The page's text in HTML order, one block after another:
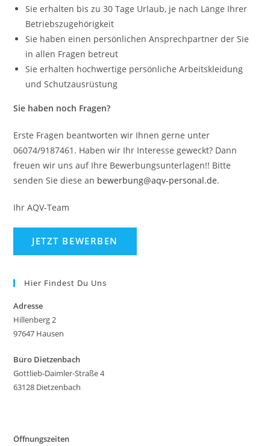
Sie erhalten bis zu 30 Tage Urlaub, je nach Länge Ihrer
Betriebszugehörigkeit
Sie haben einen persönlichen Ansprechpartner der Sie
in allen Fragen betreut
Sie erhalten hochwertige persönliche Arbeitskleidung
und Schutzausrüstung
Sie haben noch Fragen?
Erste Fragen beantworten wir Ihnen gerne unter
06074/9187461. Haben wir Ihr Interesse geweckt? Dann
freuen wir uns auf Ihre Bewerbungsunterlagen!! Bitte
senden Sie diese an bewerbung@aqv-personal.de.
Ihr AQV-Team
Hier Findest Du Uns
Adresse
Hillenberg 2
97647 Hausen
Büro Dietzenbach
Gottlieb-Daimler-Straße 4
63128 Dietzenbach
Öffnungszeiten